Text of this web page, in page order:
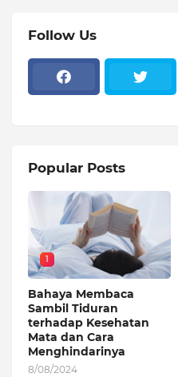
Follow Us
Popular Posts
1
Bahaya Membaca
Sambil Tiduran
terhadap Kesehatan
Mata dan Cara
Menghindarinya
8/08/2024